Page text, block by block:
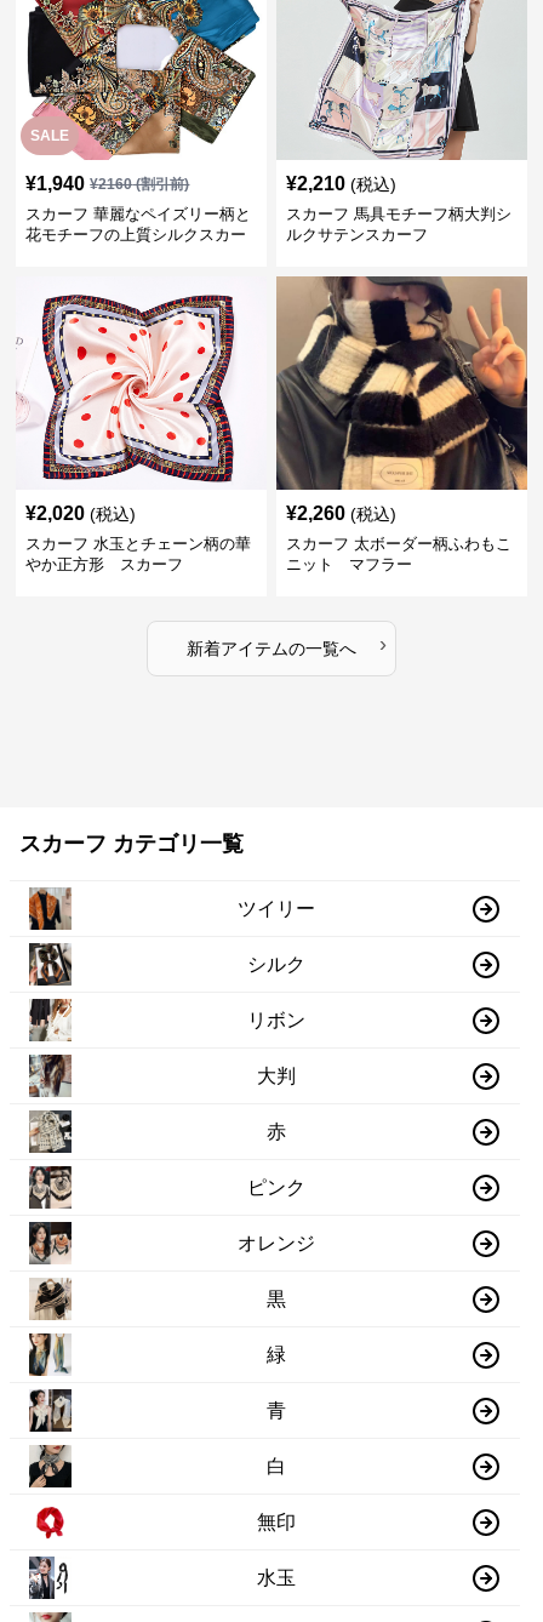
SALE
¥1,940 ¥2160(割引前)
スカーフ 華麗なペイズリー柄と
花モチーフの上質シルクスカー
¥2,210 (税込)
スカーフ 馬具モチーフ柄大判シ
ルクサテンスカーフ
¥2,020 (税込)
スカーフ 水玉とチェーン柄の華
やか正方形 スカーフ
¥2,260 (税込)
スカーフ 太ボーダー柄ふわもこ
ニット マフラー
新着アイテムの一覧へ ›
スカーフ カテゴリ一覧
ツイリー
シルク
リボン
大判
赤
ピンク
オレンジ
黒
緑
青
白
無印
水玉